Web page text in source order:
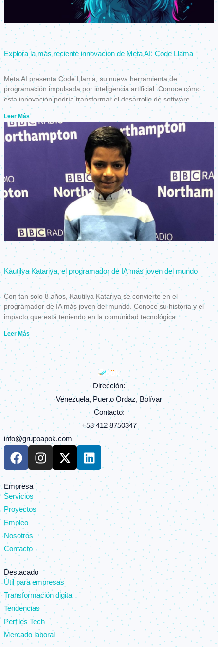
Explora la más reciente innovación de Meta AI: Code Llama
Meta AI presenta Code Llama, su nueva herramienta de
programación impulsada por inteligencia artificial. Conoce cómo
esta innovación podría transformar el desarrollo de software.
Leer Más
Kautilya Katariya, el programador de IA más joven del mundo
Con tan solo 8 años, Kautilya Katariya se convierte en el
programador de IA más joven del mundo. Conoce su historia y el
impacto que está teniendo en la comunidad tecnológica.
Leer Más
Dirección:
Venezuela, Puerto Ordaz, Bolívar
Contacto:
+58 412 8750347
info@grupoapok.com
F
a
e
b
o
o
k
I
n
s
t
a
g
r
a
m
X
-
t
w
i
t
e
r
L
i
n
k
e
d
i
n
Empresa
Servicios
Proyectos
Empleo
Nosotros
Contacto
Destacado
Útil para empresas
Transformación digital
Tendencias
Perfiles Tech
Mercado laboral